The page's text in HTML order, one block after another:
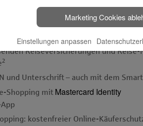
weltweit abgesichert
und im Ausland kostenfrei
Bargeld
Reise­versicherungen und
2
und Unterschrift – auch mit dem
Shopping mit Mastercard Identity
kosten­freier Online-
Marketing Cookies
Einstellungen anpassen